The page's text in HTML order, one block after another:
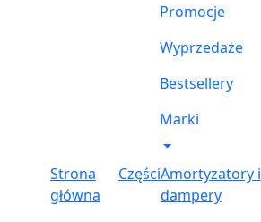
Promocje
Wyprzedaże
Bestsellery
Marki
Strona
główna
CzęściAmortyzatory i
dampery